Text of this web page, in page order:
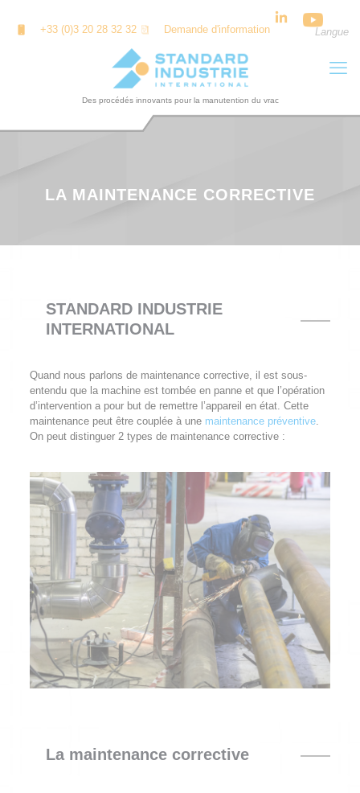
+33 (0)3 20 28 32 32 Demande d'information Langue
LA MAINTENANCE CORRECTIVE
STANDARD INDUSTRIE
INTERNATIONAL
Quand nous parlons de maintenance corrective, il est sous-
entendu que la machine est tombée en panne et que l’opération
d’intervention a pour but de remettre l’appareil en état. Cette
maintenance peut être couplée à une maintenance préventive.
On peut distinguer 2 types de maintenance corrective :
La maintenance corrective